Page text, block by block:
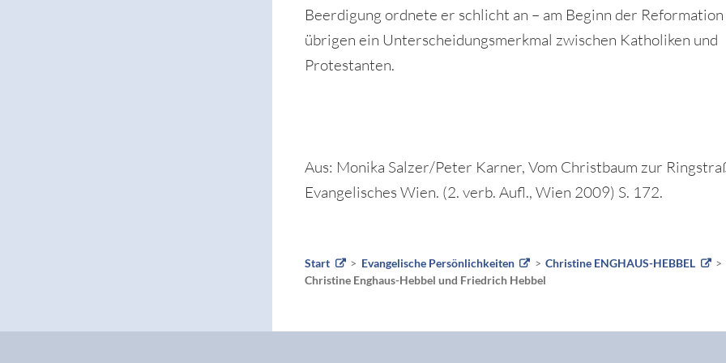
Beerdigung ordnete er schlicht an – am Beginn der
übrigen ein Unterscheidungsmerkmal zwischen Katholiken und
Protestanten.
Aus: Monika Salzer/Peter Karner, Vom Christbaum zur
Evangelisches Wien. (2. verb. Aufl., Wien 2009) S. 172.
Start Evangelische Persönlichkeiten
Christine ENGHAUS-HEBBEL
Christine Enghaus-Hebbel und Friedrich Hebbel